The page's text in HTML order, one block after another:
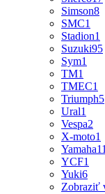
Simson8
SMC1
Stadion1
Suzuki95
Sym1
TM1
TMEC1
Triumph5
Ural1
Vespa2
X-moto1
Yamaha
YCF1
Yuki6
Zobraziť